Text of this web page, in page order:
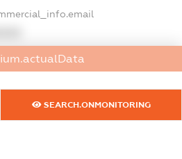
SEARCH.ONMONITORING